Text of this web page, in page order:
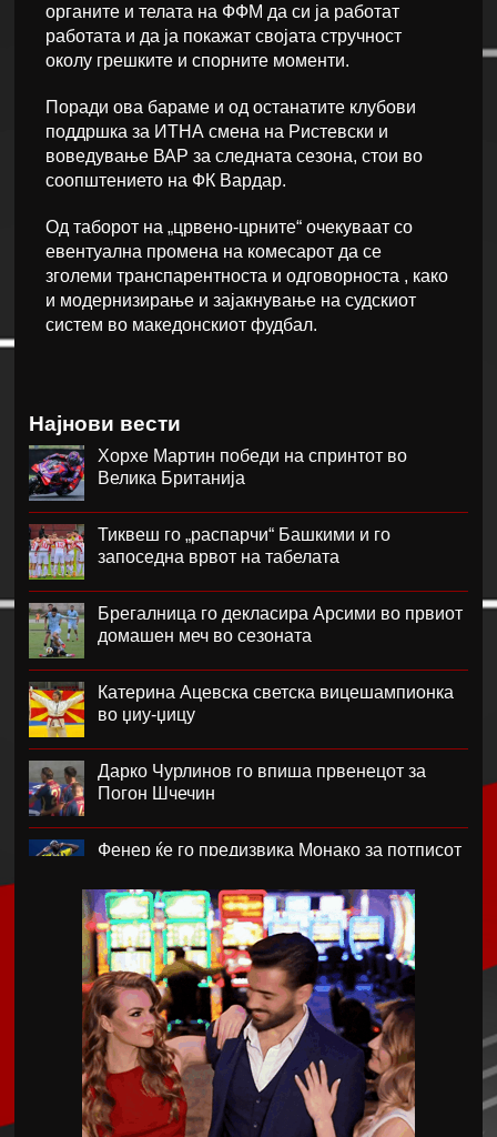
органите и телата на ФФМ да си ја работат
работата и да ја покажат својата стручност
околу грешките и спорните моменти.
Поради ова бараме и од останатите клубови
поддршка за ИТНА смена на Ристевски и
воведување ВАР за следната сезона, стои во
соопштението на ФК Вардар.
Од таборот на „црвено-црните“ очекуваат со
евентуална промена на комесарот да се
зголеми транспарентноста и одговорноста , како
и модернизирање и зајакнување на судскиот
систем во македонскиот фудбал.
Најнови вести
Хорхе Мартин победи на спринтот во
Велика Британија
Тиквеш го „распарчи“ Башкими и го
запоседна врвот на табелата
Брегалница го декласира Арсими во првиот
домашен меч во сезоната
Катерина Ацевска светска вицешампионка
во џиу-џицу
Дарко Чурлинов го впиша првенецот за
Погон Шчечин
Фенер ќе го предизвика Монако за потписот
Челзи убедливо го надигра Милан во
Австралија
Кенан Јилдиз на листата на желби на
Арсенал
Фисник Аслани не ги мина лекарските
прегледи во РБ Лајпциг